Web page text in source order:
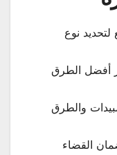
لتحديد نوع
أفضل الطرق
والطرق
القضاء